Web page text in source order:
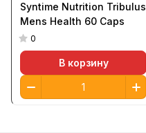
Syntime Nutrition Tribulus
Mens Health 60 Сaps
0
В корзину